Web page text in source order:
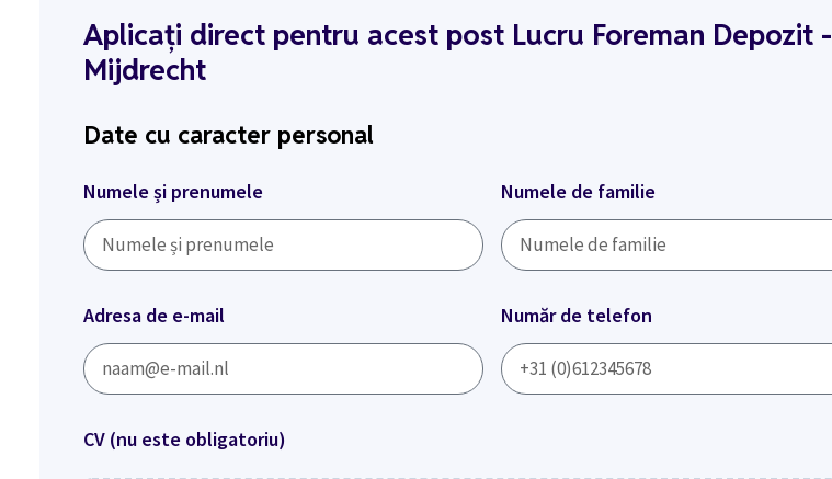
Aplicați direct pentru acest post Lucru Foreman Depozit -
Mijdrecht
Date cu caracter personal
Numele și prenumele Numele de familie
Adresa de e-mail Număr de telefon
CV (nu este obligatoriu)